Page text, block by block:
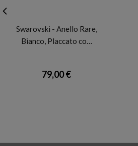
Swarovski - Anello Rare,
Bianco, Placcato co…
79,00 €